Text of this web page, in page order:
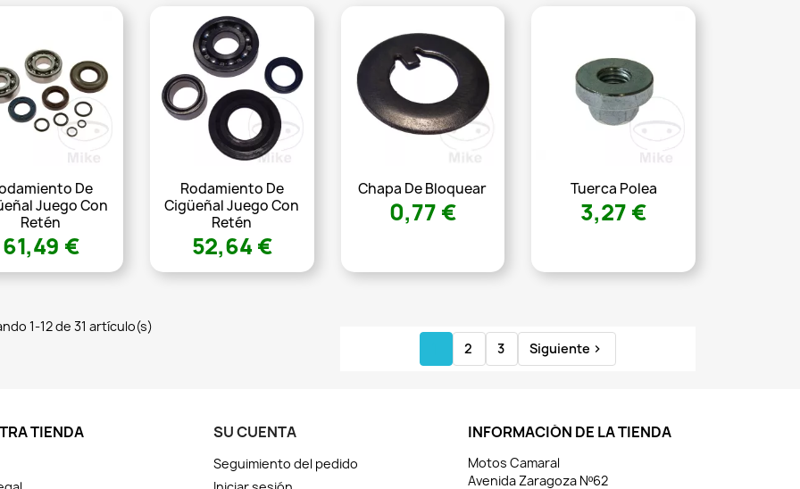
De
Juego Con
Retén
61,49 €
Rodamiento De
Cigüeñal Juego Con
Retén
52,64 €
Chapa De Bloquear
0,77 €
Tuerca Polea
3,27 €
1-12 de 31 artículo(s)
2 3 Siguiente 
TIENDA SU CUENTA
Seguimiento del pedido
INFORMACIÓN DE LA TIENDA
Motos Camaral
Avenida Zaragoza Nº62